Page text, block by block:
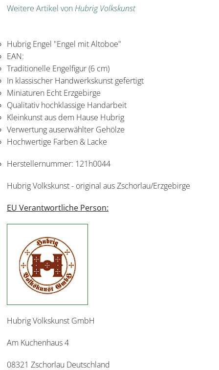
Weitere Artikel vonHubrig Volkskunst
Hubrig Engel "Engel mit Altoboe"
EAN:
Traditionelle Engelfigur (6 cm)
In klassischer Handwerkskunst gefertigt
Miniaturen Echt Erzgebirge
Qualitativ hochklassige Handarbeit
Kleinkunst aus dem Hause Hubrig
Verwertung auserwählter Gehölze
Hochwertige Farben & Lacke
Herstellernummer: 121h0044
Hubrig Volkskunst - original aus Zschorlau/Erzgebirge
EU Verantwortliche Person:
Hubrig Volkskunst GmbH
Am Kuchenhaus 4
08321 Zschorlau Deutschland